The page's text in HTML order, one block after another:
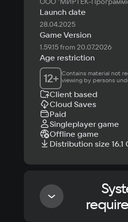
Launch date
28.04.2025
Game Version
1.59.15 from 20.07.2026
Age restriction
12+ Contains material not
viewing by persons
Client based
Cloud Saves
Paid
Singleplayer game
Offline game
Distribution size 16.1